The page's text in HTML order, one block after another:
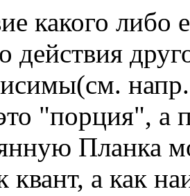
какого либо
действия
"порция",
Планка
квант, а как